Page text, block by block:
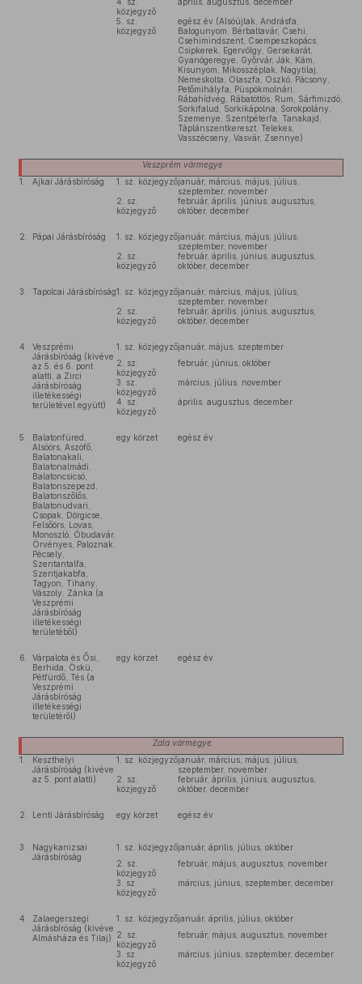
közjegyző
5. sz.
közjegyző
egész év (Alsóújlak, Andrásfa,
Balogunyom, Bérbaltavár, Csehi,
Csehimindszent, Csempeszkopács,
Csipkerek, Egervölgy, Gersekarát,
Gyanógeregye, Győrvár, Ják, Kám,
Kisunyom, Mikosszéplak, Nagytilaj,
Nemeskolta, Olaszfa, Oszkó, Pácsony,
Petőmihályfa, Püspökmolnári,
Rábahídvég, Rábatöttös, Rum, Sárfimizdó,
Sorkifalud, Sorkikápolna, Sorokpolány,
Szemenye, Szentpéterfa, Tanakajd,
Táplánszentkereszt, Telekes,
Vasszécseny, Vasvár, Zsennye)
Veszprém vármegye
1.
Ajkai Járásbíróság 1. sz. közjegyzőjanuár, március, május, július,
szeptember, november
2. sz.
közjegyző
február, április, június, augusztus,
október, december
2. Pápai Járásbíróság 1. sz. közjegyzőjanuár, március, május, július,
szeptember, november
2. sz.
közjegyző
február, április, június, augusztus,
október, december
3. Tapolcai Járásbíróság1. sz. közjegyzőjanuár, március, május, július,
szeptember, november
2. sz.
közjegyző
február, április, június, augusztus,
október, december
4.
Veszprémi
Járásbíróság (kivéve
az 5. és 6. pont
alatti, a Zirci
Járásbíróság
illetékességi
területével együtt)
1. sz. közjegyzőjanuár, május, szeptember
2. sz.
közjegyző
február, június, október
3. sz.
közjegyző
március, július, november
4. sz.
közjegyző
április, augusztus, december
5.
Balatonfüred,
Alsóörs, Aszófő,
Balatonakali,
Balatonalmádi,
Balatoncsicsó,
Balatonszepezd,
Balatonszőlős,
Balatonudvari,
Csopak, Dörgicse,
Felsőörs, Lovas,
Monoszló, Óbudavár,
Örvényes, Paloznak,
Pécsely,
Szentantalfa,
Szentjakabfa,
Tagyon, Tihany,
Vászoly, Zánka (a
Veszprémi
Járásbíróság
illetékességi
területéből)
egy körzet egész év
6.
Várpalota és Ősi,
Berhida, Öskü,
Pétfürdő, Tés (a
Veszprémi
Járásbíróság
illetékességi
területéről)
egy körzet egész év
Zala vármegye
1.
Keszthelyi
Járásbíróság (kivéve
az 5. pont alatti)
1. sz. közjegyzőjanuár, március, május, július,
szeptember, november
2. sz.
közjegyző
február, április, június, augusztus,
október, december
2. Lenti Járásbíróság egy körzet egész év
3.
Nagykanizsai
Járásbíróság
1. sz. közjegyzőjanuár, április, július, október
2. sz.
közjegyző
február, május, augusztus, november
3. sz.
közjegyző
március, június, szeptember, december
4.
Zalaegerszegi
Járásbíróság (kivéve
Almásháza és Tilaj)
1. sz. közjegyzőjanuár, április, július, október
2. sz.
közjegyző
február, május, augusztus, november
3. sz.
közjegyző
március, június, szeptember, december